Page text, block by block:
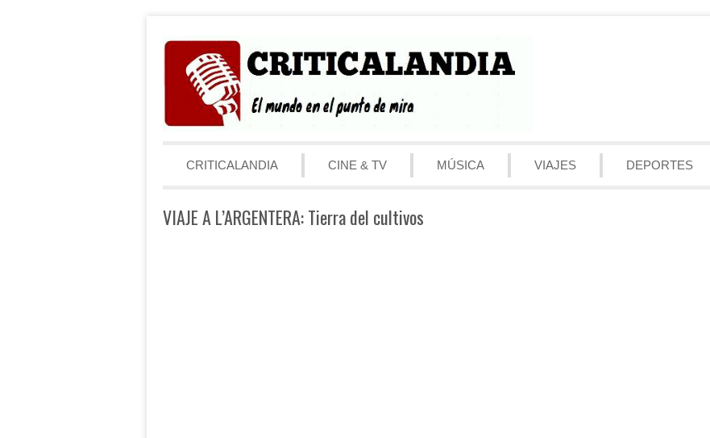
Menú
CRITICALANDIA
CINE & TV MÚSICA VIAJES DEPORTES
VIAJE A L’ARGENTERA: Tierra del cultivos